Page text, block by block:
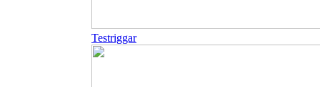
Testriggar